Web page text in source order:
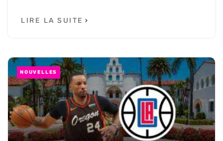
LIRE LA SUITE
NOUVELLES